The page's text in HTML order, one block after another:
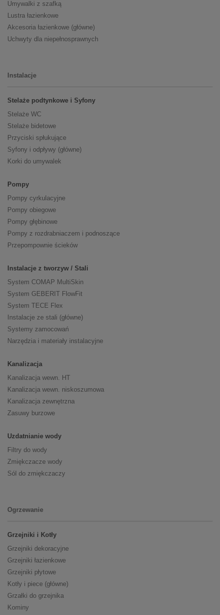
Umywalki z szafką
Lustra łazienkowe
Akcesoria łazienkowe (główne)
Uchwyty dla niepełnosprawnych
Instalacje
Stelaże podtynkowe i Syfony
Stelaże WC
Stelaże bidetowe
Przyciski spłukujące
Syfony i odpływy (główne)
Korki do umywalek
Pompy
Pompy cyrkulacyjne
Pompy obiegowe
Pompy głębinowe
Pompy z rozdrabniaczem i podnoszące
Przepompownie ścieków
Instalacje z tworzyw / Stali
System COMAP MultiSkin
System GEBERIT FlowFit
System TECE Flex
Instalacje ze stali (główne)
Systemy zamocowań
Narzędzia i materiały instalacyjne
Kanalizacja
Kanalizacja wewn. HT
Kanalizacja wewn. niskoszumowa
Kanalizacja zewnętrzna
Zasuwy burzowe
Uzdatnianie wody
Filtry do wody
Zmiękczacze wody
Sól do zmiękczaczy
Ogrzewanie
Grzejniki i Kotły
Grzejniki dekoracyjne
Grzejniki łazienkowe
Grzejniki płytowe
Kotły i piece (główne)
Grzałki do grzejnika
Kominy